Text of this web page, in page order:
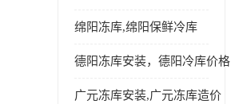
绵阳冻库,绵阳保鲜冷库
德阳冻库安装，德阳冷库价格
广元冻库安装,广元冻库造价